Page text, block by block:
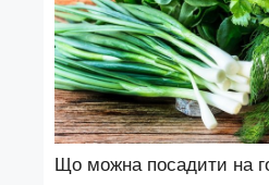
Що можна посадити на